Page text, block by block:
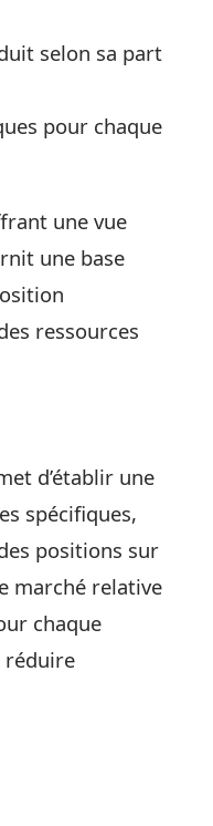
selon sa part
pour chaque
une vue
une base
ressources
d’établir une
spécifiques,
positions sur
marché relative
chaque
réduire